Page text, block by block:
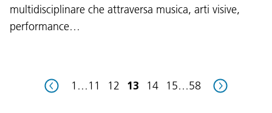
Termini e condizioni d'uso Reclami Jobs
multidisciplinare che attraversa musica, arti visive,
performance…
1 …11 12 13 14 15…58